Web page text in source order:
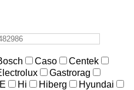
Caso
Centek
Gastrorag
Hi Hiberg
Hyundai